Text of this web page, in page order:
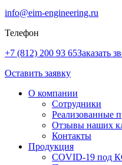
info@eim-engineering.ru
Телефон
+7 (812) 200 93 65Заказать
Оставить заявку
О компании
Сотрудники
Реализованные
Отзывы наших
Контакты
Продукция
COVID-19 под